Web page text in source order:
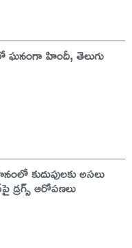
హిందీ, తెలుగు
కుదుపులకు అసలు
డ్రగ్స్ ఆరోపణలు